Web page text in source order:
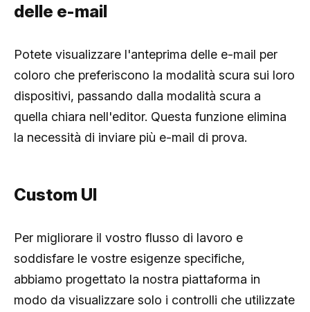
delle e-mail
Potete visualizzare l'anteprima delle e-mail per
coloro che preferiscono la modalità scura sui loro
dispositivi, passando dalla modalità scura a
quella chiara nell'editor. Questa funzione elimina
la necessità di inviare più e-mail di prova.
Custom UI
Per migliorare il vostro flusso di lavoro e
soddisfare le vostre esigenze specifiche,
abbiamo progettato la nostra piattaforma in
modo da visualizzare solo i controlli che utilizzate